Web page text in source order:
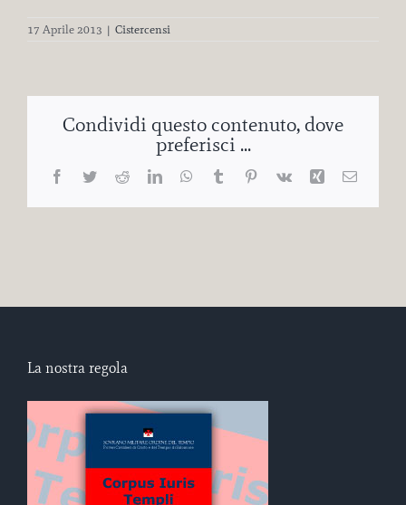
17 Aprile 2013 | Cistercensi
Condividi questo contenuto, dove
preferisci ...
Facebook
TwitterRedditLinkedInWhatsApp
TumblrPinterest
Vk Xing Email
La nostra regola